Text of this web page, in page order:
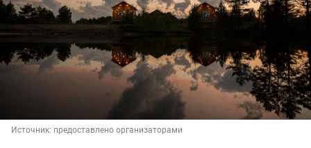
Источник: предоставлено организаторами